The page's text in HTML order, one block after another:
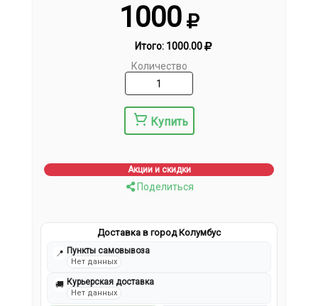
1000
Итого: 1000.00
Количество
Купить
Акции и скидки
Поделиться
Доставка в город Колумбус
📍 Пункты самовывоза
Нет данных
🚚 Курьерская доставка
Нет данных